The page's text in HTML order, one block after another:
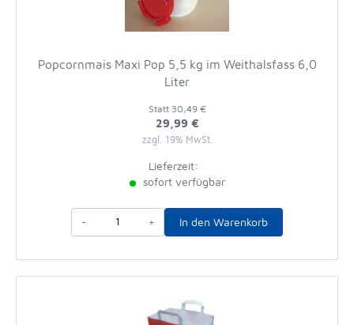
Popcornmais Maxi Pop 5,5 kg im Weithalsfass 6,0
Liter
Statt 30,49 €
29,99 €
zzgl. 19% MwSt.
Lieferzeit:
sofort verfügbar
- + In den Warenkorb